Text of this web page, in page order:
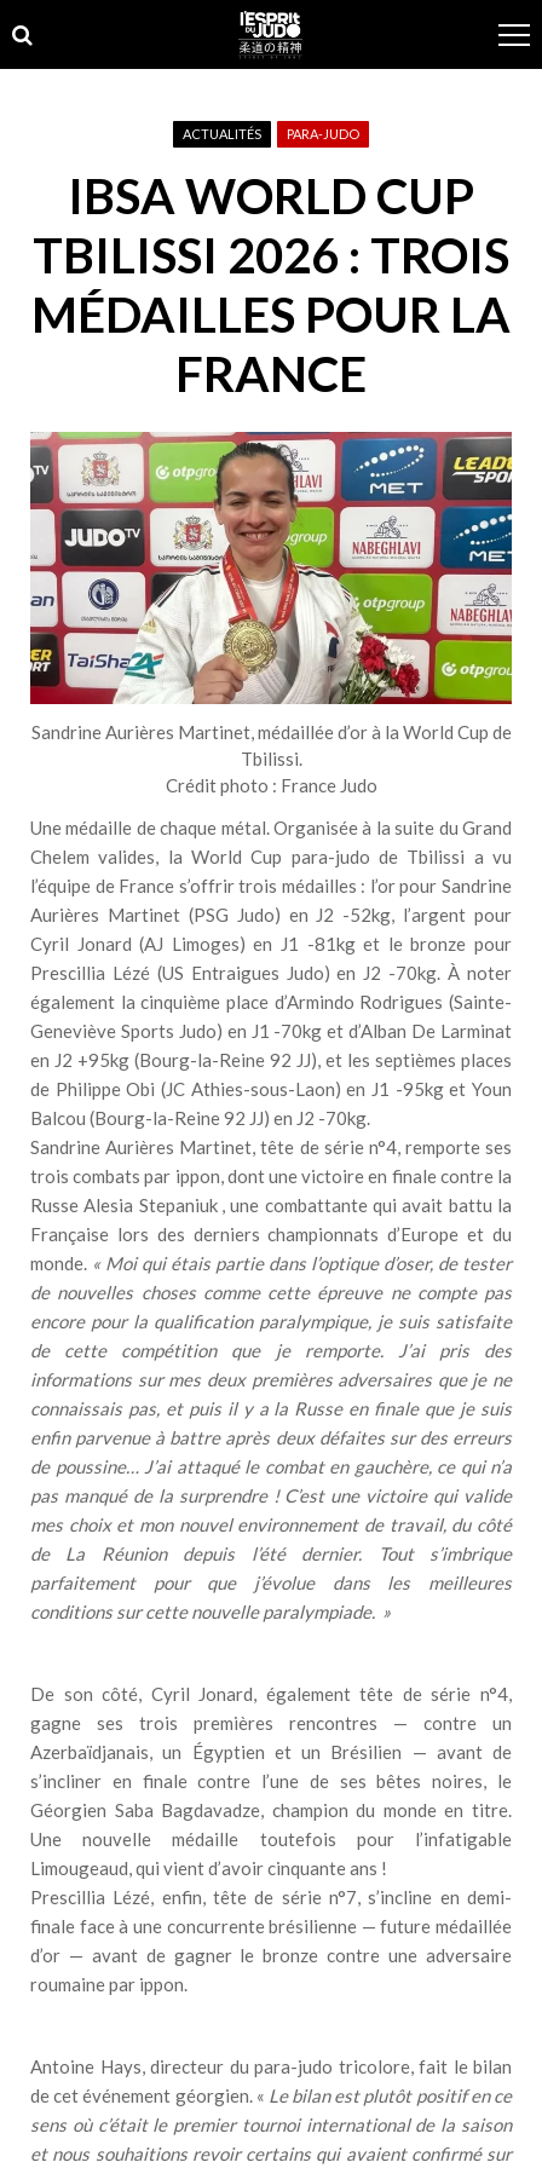
to
navigation
to
content
ACTUALITÉS PARA-JUDO
IBSA WORLD CUP
TBILISSI 2026 : TROIS
MÉDAILLES POUR LA
FRANCE
Sandrine Aurières Martinet, médaillée d’or à la World Cup de
Tbilissi.
Crédit photo : France Judo
Une médaille de chaque métal. Organisée à la suite du Grand
Chelem valides, la World Cup para-judo de Tbilissi a vu
l’équipe de France s’offrir trois médailles : l’or pour Sandrine
Aurières Martinet (PSG Judo) en J2 -52kg, l’argent pour
Cyril Jonard (AJ Limoges) en J1 -81kg et le bronze pour
Prescillia Lézé (US Entraigues Judo) en J2 -70kg. À noter
également la cinquième place d’Armindo Rodrigues (Sainte-
Geneviève Sports Judo) en J1 -70kg et d’Alban De Larminat
en J2 +95kg (Bourg-la-Reine 92 JJ), et les septièmes places
de Philippe Obi (JC Athies-sous-Laon) en J1 -95kg et Youn
Balcou (Bourg-la-Reine 92 JJ) en J2 -70kg.
Sandrine Aurières Martinet, tête de série n°4, remporte ses
trois combats par ippon, dont une victoire en finale contre la
Russe Alesia Stepaniuk , une combattante qui avait battu la
Française lors des derniers championnats d’Europe et du
monde. « Moi qui étais partie dans l’optique d’oser, de tester
de nouvelles choses comme cette épreuve ne compte pas
encore pour la qualification paralympique, je suis satisfaite
de cette compétition que je remporte. J’ai pris des
informations sur mes deux premières adversaires que je ne
connaissais pas, et puis il y a la Russe en finale que je suis
enfin parvenue à battre après deux défaites sur des erreurs
de poussine… J’ai attaqué le combat en gauchère, ce qui n’a
pas manqué de la surprendre ! C’est une victoire qui valide
mes choix et mon nouvel environnement de travail, du côté
de La Réunion depuis l’été dernier. Tout s’imbrique
parfaitement pour que j’évolue dans les meilleures
conditions sur cette nouvelle paralympiade. »
De son côté, Cyril Jonard, également tête de série n°4,
gagne ses trois premières rencontres — contre un
Azerbaïdjanais, un Égyptien et un Brésilien — avant de
s’incliner en finale contre l’une de ses bêtes noires, le
Géorgien Saba Bagdavadze, champion du monde en titre.
Une nouvelle médaille toutefois pour l’infatigable
Limougeaud, qui vient d’avoir cinquante ans !
Prescillia Lézé, enfin, tête de série n°7, s’incline en demi-
finale face à une concurrente brésilienne — future médaillée
d’or — avant de gagner le bronze contre une adversaire
roumaine par ippon.
Antoine Hays, directeur du para-judo tricolore, fait le bilan
de cet événement géorgien. « Le bilan est plutôt positif en ce
sens où c’était le premier tournoi international de la saison
et nous souhaitions revoir certains qui avaient confirmé sur